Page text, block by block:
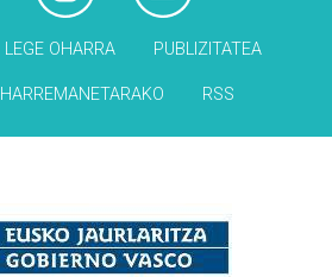
LEGE OHARRA PUBLIZITATEA
HARREMANETARAKO RSS